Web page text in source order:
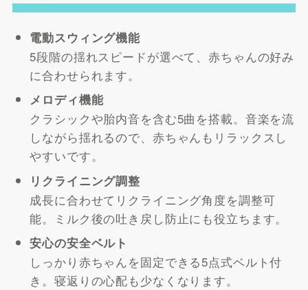
電動スウィング機能
5段階の揺れスピードが選べて、赤ちゃんの好み
に合わせられます。
メロディ機能
クラシックや胎内音を含む5曲を搭載。音楽を流
しながら揺れるので、赤ちゃんもリラックスし
やすいです。
リクライニング調整
成長に合わせてリクライニング角度を調整可
能。ミルク後の吐き戻し防止にも役立ちます。
安心の安全ベルト
しっかり赤ちゃんを固定できる5点式ベルト付
き。寝返りの心配も少なくなります。